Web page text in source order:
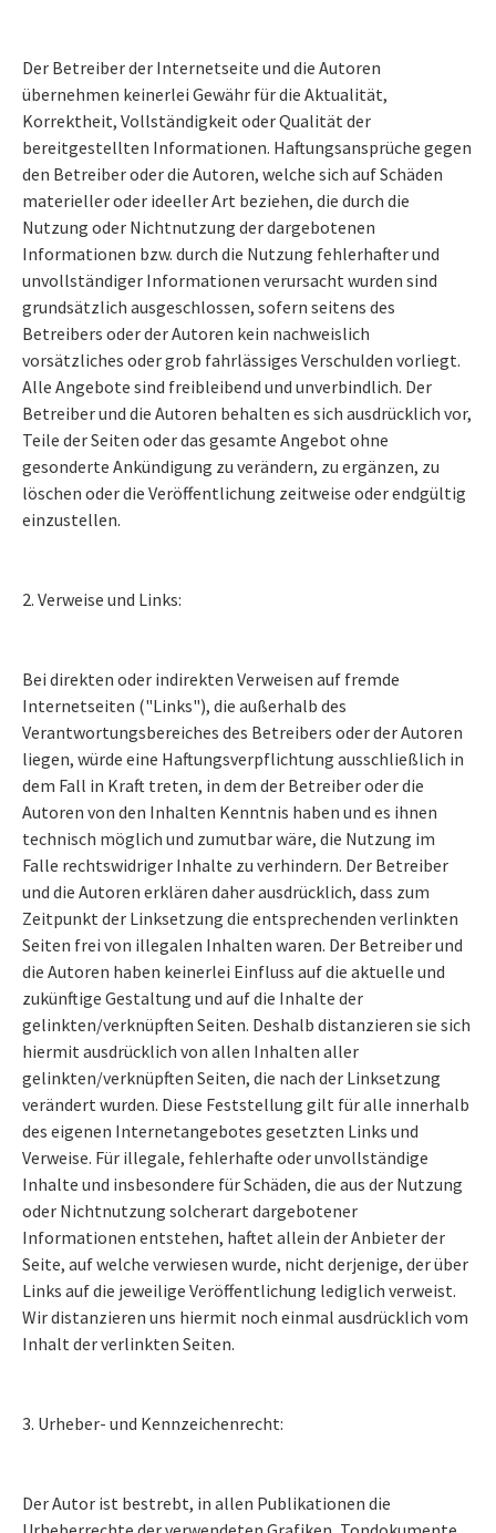
Der Betreiber der Internetseite und die Autoren
übernehmen keinerlei Gewähr für die Aktualität,
Korrektheit, Vollständigkeit oder Qualität der
bereitgestellten Informationen. Haftungsansprüche gegen
den Betreiber oder die Autoren, welche sich auf Schäden
materieller oder ideeller Art beziehen, die durch die
Nutzung oder Nichtnutzung der dargebotenen
Informationen bzw. durch die Nutzung fehlerhafter und
unvollständiger Informationen verursacht wurden sind
grundsätzlich ausgeschlossen, sofern seitens des
Betreibers oder der Autoren kein nachweislich
vorsätzliches oder grob fahrlässiges Verschulden vorliegt.
Alle Angebote sind freibleibend und unverbindlich. Der
Betreiber und die Autoren behalten es sich ausdrücklich vor,
Teile der Seiten oder das gesamte Angebot ohne
gesonderte Ankündigung zu verändern, zu ergänzen, zu
löschen oder die Veröffentlichung zeitweise oder endgültig
einzustellen.
2. Verweise und Links:
Bei direkten oder indirekten Verweisen auf fremde
Internetseiten ("Links"), die außerhalb des
Verantwortungsbereiches des Betreibers oder der Autoren
liegen, würde eine Haftungsverpflichtung ausschließlich in
dem Fall in Kraft treten, in dem der Betreiber oder die
Autoren von den Inhalten Kenntnis haben und es ihnen
technisch möglich und zumutbar wäre, die Nutzung im
Falle rechtswidriger Inhalte zu verhindern. Der Betreiber
und die Autoren erklären daher ausdrücklich, dass zum
Zeitpunkt der Linksetzung die entsprechenden verlinkten
Seiten frei von illegalen Inhalten waren. Der Betreiber und
die Autoren haben keinerlei Einfluss auf die aktuelle und
zukünftige Gestaltung und auf die Inhalte der
gelinkten/verknüpften Seiten. Deshalb distanzieren sie sich
hiermit ausdrücklich von allen Inhalten aller
gelinkten/verknüpften Seiten, die nach der Linksetzung
verändert wurden. Diese Feststellung gilt für alle innerhalb
des eigenen Internetangebotes gesetzten Links und
Verweise. Für illegale, fehlerhafte oder unvollständige
Inhalte und insbesondere für Schäden, die aus der Nutzung
oder Nichtnutzung solcherart dargebotener
Informationen entstehen, haftet allein der Anbieter der
Seite, auf welche verwiesen wurde, nicht derjenige, der über
Links auf die jeweilige Veröffentlichung lediglich verweist.
Wir distanzieren uns hiermit noch einmal ausdrücklich vom
Inhalt der verlinkten Seiten.
3. Urheber- und Kennzeichenrecht:
Der Autor ist bestrebt, in allen Publikationen die